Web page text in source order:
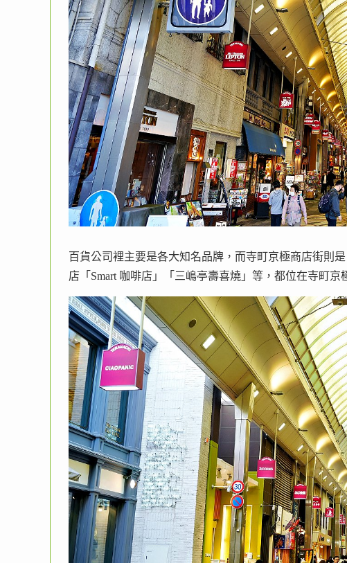
百貨公司裡主要是各大知名品牌，而寺町京極商店街則
店「Smart 咖啡店」「三嶋亭壽喜燒」等，都位在寺町京